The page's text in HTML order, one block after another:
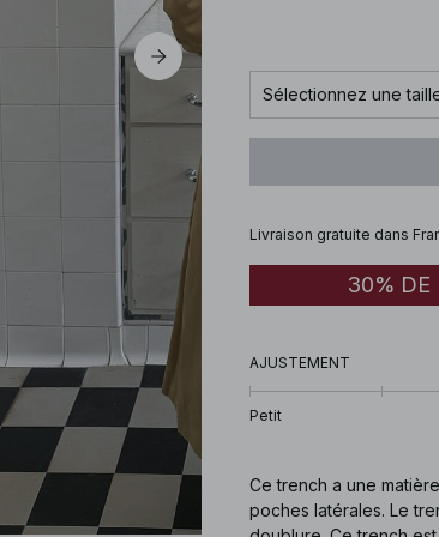
Sélectionnez une
Livraison gratuite dans
30% DE
AJUSTEMENT
Petit
Ce trench a une
poches latérales. Le